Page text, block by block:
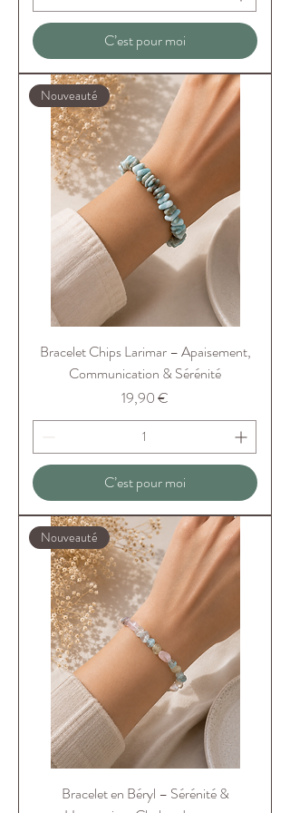
C’est pour moi
Nouveauté
Bracelet Chips Larimar – Apaisement,
Communication & Sérénité
Prix
19,90 €
C’est pour moi
Nouveauté
Bracelet en Béryl – Sérénité &